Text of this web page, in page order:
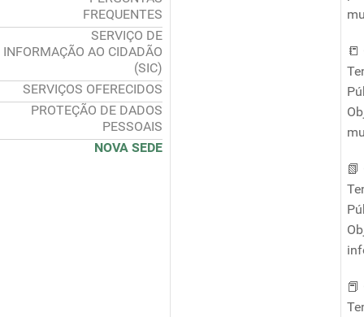
FREQUENTES
SERVIÇO DE
INFORMAÇÃO AO CIDADÃO
(SIC)
SERVIÇOS OFERECIDOS
PROTEÇÃO DE DADOS
PESSOAIS
NOVA SEDE